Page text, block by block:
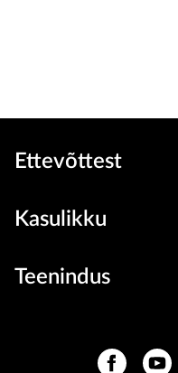
Ettevõttest
Kasulikku
Teenindus